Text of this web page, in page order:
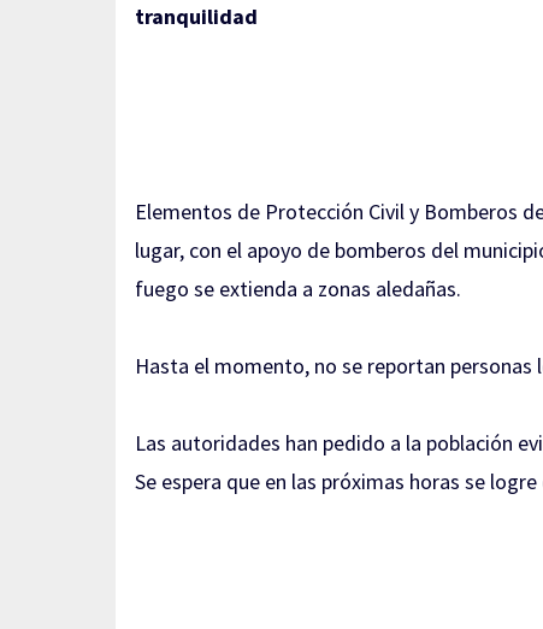
tranquilidad
Elementos de Protección Civil y Bomberos
lugar, con el apoyo de bomberos del
fuego se extienda a zonas aledañas.
Hasta el momento, no se reportan personas
Las autoridades han pedido a la población
Se espera que en las próximas horas se